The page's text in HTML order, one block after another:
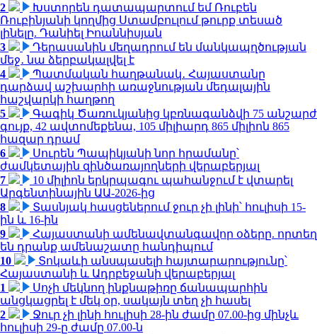
2
Խստորեն դատապարտում եմ Ռուբեն
Ռուբինյանի կողմից Ստամբուլում թուրք տեսած
լինելը. Դանիել Իոաննիսյան
3
Դերասանին մեղադրում են մանկապղծության
մեջ․ նա ձերբակալվել է
4
Պատմական հաղթանակ․ Հայաստանը
դարձավ աշխարհի առաջնության մեդալային
հաշվարկի հաղթող
5
Գագիկ Ծառուկյանից կբռնագանձվի 75 անշարժ
գույք, 42 ավտոմեքենա, 105 միլիարդ 865 միլիոն 865
հազար դրամ
6
Սուրեն Պապիկյանի նոր հրամանը՝
ժամկետային զինծառայողների վերաբերյալ
7
10 միլիոն երկրպագու պահանջում է վտարել
Արգենտինային ԱԱ-2026-ից
8
Տասնյակ հասցեներում ջուր չի լինի՝ հուլիսի 15-
ին և 16-ին
9
Հայաստանի ամենավտանգավոր օձերը. որտեղ
են դրանք ամենաշատը հանդիպում
10
Տոկաևի անսպասելի հայտարարությունը՝
Հայաստանի և Ադրբեջանի վերաբերյալ
1
Սոչի մեկնող ինքնաթիռը ճանապարհին
անցկացրել է մեկ օր, սակայն տեղ չի հասել
2
Ջուր չի լինի հուլիսի 28-ին ժամը 07.00-ից մինչև
հուլիսի 29-ը ժամը 07.00-ն